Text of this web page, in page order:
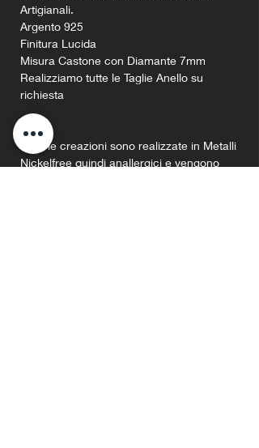
Artigianali.
Argento 925
Finitura Lucida
Misura Castone con Diamante 7mm
Realizziamo tutte le Taglie Anello su
richiesta
Tutte le creazioni sono realizzate in Metalli
Nickelfree quindi anallergici e vengono